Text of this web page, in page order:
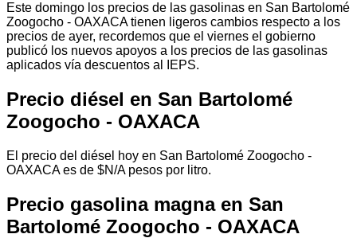
Este domingo los precios de las gasolinas en San Bartolomé
Zoogocho - OAXACA tienen ligeros cambios respecto a los
precios de ayer, recordemos que el viernes el gobierno
publicó los nuevos apoyos a los precios de las gasolinas
aplicados vía descuentos al IEPS.
Precio diésel en San Bartolomé
Zoogocho - OAXACA
El precio del diésel hoy en San Bartolomé Zoogocho -
OAXACA es de $N/A pesos por litro.
Precio gasolina magna en San
Bartolomé Zoogocho - OAXACA